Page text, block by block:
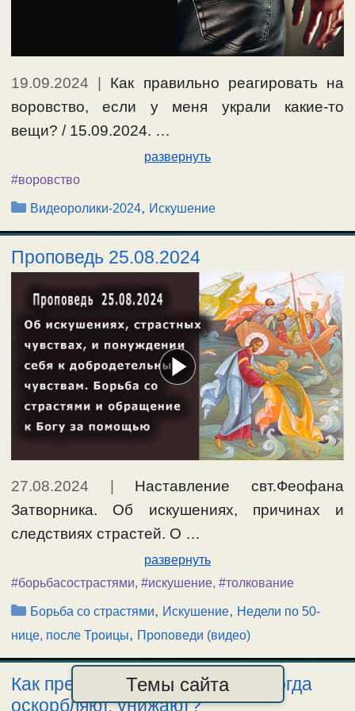
19.09.2024 | Как правильно реагировать на
воровство, если у меня украли какие-то
вещи? / 15.09.2024. …
развернуть
#воровство
Рубрики
Видеоролики-2024, Искушение
Проповедь 25.08.2024
27.08.2024
Наставление свт.Феофана
Затворника. Об искушениях, причинах и
следствиях страстей. О …
развернуть
#борьбасострастями, #искушение, #толкование
Рубрики
Борьба со страстями, Искушение, Недели по 50-
нице, после Троицы, Проповеди (видео)
Как преодолевать искушения, когда
оскорбляют, унижают?
Темы сайта